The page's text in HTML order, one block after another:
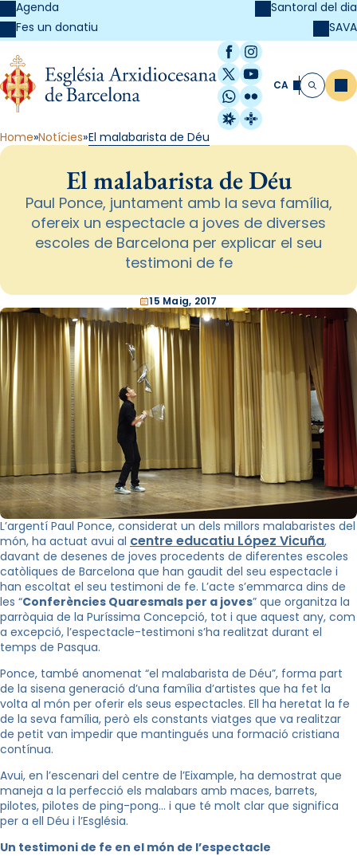
Agenda
Fes un donatiu
Santoral del dia
SAVA
Facebook
Instagram
X / Twitter
YouTube
WhatsApp
Flickr
Radio Estel
Catalunya
CA Cerca
Home Notícies El malabarista de Déu
El malabarista de Déu
Paul Ponce, juntament amb la seva família,
ofereix un espectacle a joves de diverses
escoles de Barcelona per explicar el seu
testimoni de fe
15 Maig, 2017
L’argentí Paul Ponce, considerat un dels millors malabaristes del
món, ha actuat avui al centre educatiu López Vicuña,
davant de desenes de joves procedents de diferentes escoles
catòliques de Barcelona que han gaudit del seu espectacle i
han escoltat el seu testimoni de fe. L’acte s’emmarca dins de
les “Conferències Quaresmals per a joves” que organitza la
parròquia de la Puríssima Concepció, tot i que aquest any, com
a excepció, l’espectacle-testimoni s’ha realitzat durant el
temps de Pasqua.
Ponce, també anomenat “el malabarista de Déu”, forma part
de la sisena generació d’una família d’artistes que ha fet la
volta al món per oferir els seus espectacles. Ell ha heretat la fe
de la seva família, però els constants viatges que va realitzar
de petit van impedir que mantingués una formació cristiana
contínua.
Avui, en l’escenari del centre de l’Eixample, ha demostrat que
maneja a la perfecció els malabars amb maces, barrets,
pilotes, pilotes de ping-pong… i que té molt clar que significa
per a ell Déu i l’Església.
Un testimoni de fe en el món de l’espectacle